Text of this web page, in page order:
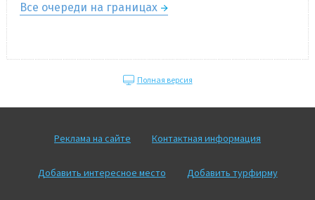
Все очереди на границах
Полная версия
Реклама на сайте Контактная информация
Добавить интересное место Добавить турфирму